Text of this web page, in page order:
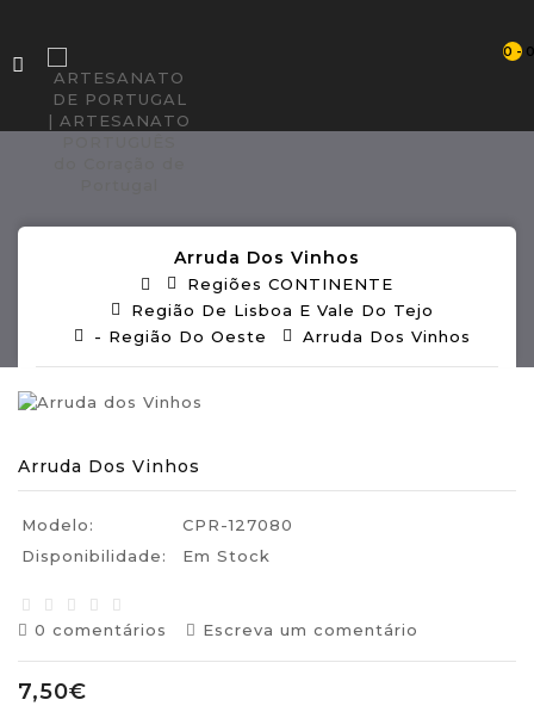
0 -
Arruda Dos Vinhos
Regiões CONTINENTE
Região De Lisboa E Vale Do Tejo
- Região Do Oeste
Arruda Dos Vinhos
Arruda Dos Vinhos
Modelo:
CPR-127080
Disponibilidade:
Em Stock
0 comentários Escreva um comentário
7,50€